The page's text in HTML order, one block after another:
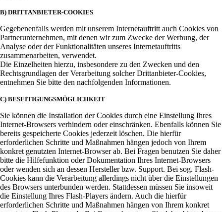
B) DRITTANBIETER-COOKIES
Gegebenenfalls werden mit unserem Internetauftritt auch Cookies von
Partnerunternehmen, mit denen wir zum Zwecke der Werbung, der
Analyse oder der Funktionalitäten unseres Internetauftritts
zusammenarbeiten, verwendet.
Die Einzelheiten hierzu, insbesondere zu den Zwecken und den
Rechtsgrundlagen der Verarbeitung solcher Drittanbieter-Cookies,
entnehmen Sie bitte den nachfolgenden Informationen.
C) BESEITIGUNGSMÖGLICHKEIT
Sie können die Installation der Cookies durch eine Einstellung Ihres
Internet-Browsers verhindern oder einschränken. Ebenfalls können Sie
bereits gespeicherte Cookies jederzeit löschen. Die hierfür
erforderlichen Schritte und Maßnahmen hängen jedoch von Ihrem
konkret genutzten Internet-Browser ab. Bei Fragen benutzen Sie daher
bitte die Hilfefunktion oder Dokumentation Ihres Internet-Browsers
oder wenden sich an dessen Hersteller bzw. Support. Bei sog. Flash-
Cookies kann die Verarbeitung allerdings nicht über die Einstellungen
des Browsers unterbunden werden. Stattdessen müssen Sie insoweit
die Einstellung Ihres Flash-Players ändern. Auch die hierfür
erforderlichen Schritte und Maßnahmen hängen von Ihrem konkret